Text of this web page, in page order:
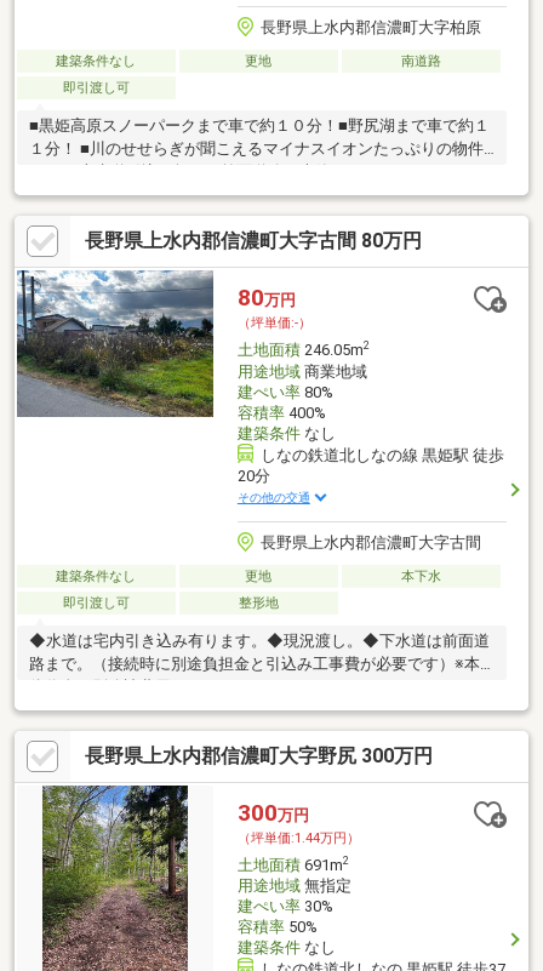
長野県上水内郡信濃町大字柏原
建築条件なし 更地
南道路
即引渡し可
■黒姫高原スノーパークまで車で約１０分！■野尻湖まで車で約１
１分！ ■川のせせらぎが聞こえるマイナスイオンたっぷりの物件
長野県上水内郡信濃町大字古間 80万円
80万円
（坪単価:-）
土地面積246.05m2
用途地域商業地域
建ぺい率80%
容積率400%
建築条件なし
しなの鉄道北しなの線 黒姫駅 徒歩
20分
その他の交通
長野県上水内郡信濃町大字古間
建築条件なし 更地
本下水
即引渡し可
整形地
◆水道は宅内引き込み有ります。◆現況渡し。◆下水道は前面道
路まで。（接続時に別途負担金と引込み工事費が必要です）※本
体代金に別途諸費用がかかります。
長野県上水内郡信濃町大字野尻 300万円
300万円
（坪単価:1.44万円）
土地面積691m2
用途地域無指定
建ぺい率30%
容積率50%
建築条件なし